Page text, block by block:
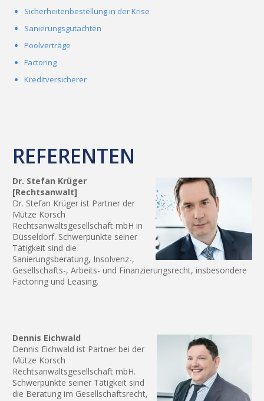
Sicherheitenbestellung in der Krise
Sanierungsgutachten
Poolverträge
Factoring
Kreditversicherer
REFERENTEN
Dr. Stefan Krüger
[Rechtsanwalt]
Dr. Stefan Krüger ist Partner der
Mütze Korsch
Rechtsanwaltsgesellschaft mbH in
Düsseldorf. Schwerpunkte seiner
Tätigkeit sind die
Sanierungsberatung, Insolvenz-,
Gesellschafts-, Arbeits- und Finanzierungsrecht, insbesondere
Factoring und Leasing.
Dennis Eichwald
Dennis Eichwald ist Partner bei der
Mütze Korsch
Rechtsanwaltsgesellschaft mbH.
Schwerpunkte seiner Tätigkeit sind
die Beratung im Gesellschaftsrecht,